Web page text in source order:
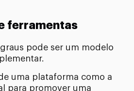
ferramentas
pode ser um modelo
uma plataforma como a
para promover uma